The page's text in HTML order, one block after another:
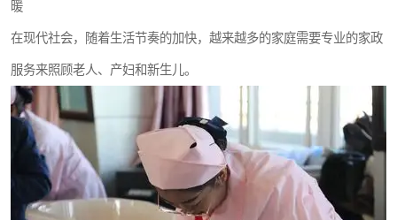
暖
在现代社会，随着生活节奏的加快，越来越多的家庭需要专业的家政
服务来照顾老人、产妇和新生儿。